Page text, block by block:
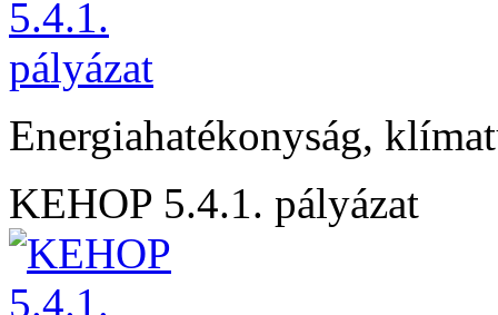
Energiahatékonyság,
KEHOP 5.4.1. pályázat